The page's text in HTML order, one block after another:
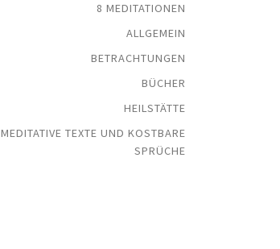
8 MEDITATIONEN
ALLGEMEIN
BETRACHTUNGEN
BÜCHER
HEILSTÄTTE
MEDITATIVE TEXTE UND KOSTBARE
SPRÜCHE